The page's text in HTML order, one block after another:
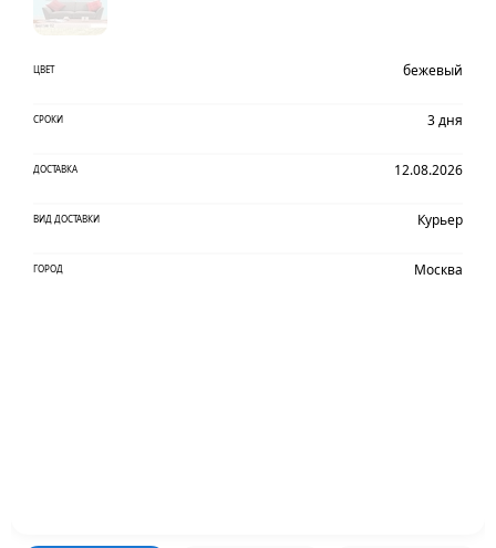
ЦВЕТ бежевый
СРОКИ 3 дня
ДОСТАВКА 12.08.2026
ВИД ДОСТАВКИ Курьер
ГОРОД Москва